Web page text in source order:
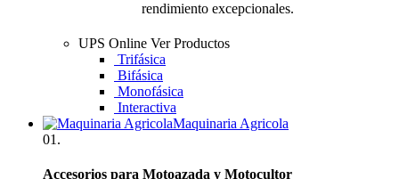
rendimiento excepcionales.
UPS Online Ver Productos
Trifásica
Bifásica
Monofásica
Interactiva
Maquinaria Agricola
01.
Accesorios para Motoazada y Motocultor